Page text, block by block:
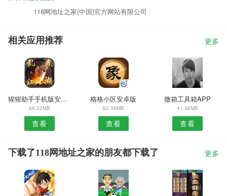
118网地址之家(中国)官方网站有限公司
相关应用推荐 更多
猩猩助手手机版安卓版
56.22MB
查看
格格小区安卓版
62.36MB
查看
微箱工具箱APP
41.36MB
查看
下载了118网地址之家的朋友都下载了 更多